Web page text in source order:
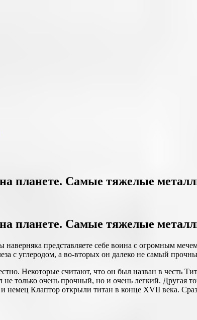
планете. Самые тяжелые
планете. Самые тяжелые
представляете себе воина с огромным
с углеродом, а во-вторых он далеко не самый
Некоторые считают, что он был назван в
не только очень прочный, но и очень легкий. Другая
немец Клаптор открыли титан в конце XVII века.